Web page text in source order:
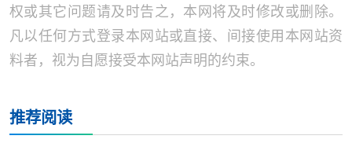
权或其它问题请及时告之，本网将及时修改或删除。
凡以任何方式登录本网站或直接、间接使用本网站资
料者，视为自愿接受本网站声明的约束。
推荐阅读